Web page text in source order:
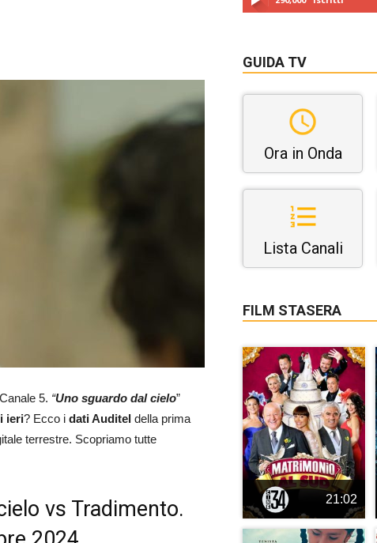
5. “Uno sguardo dal cielo”
ieri? Ecco i dati Auditel della prima
terrestre. Scopriamo tutte
vs Tradimento.
GUIDA TV
Ora in Onda
Lista Canali
FILM STASERA
21:02